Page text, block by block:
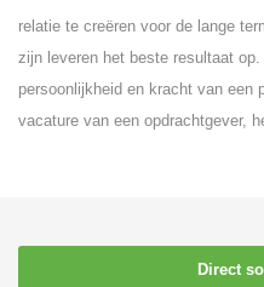
relatie te creëren voor de lange
zijn leveren het beste resultaat
persoonlijkheid en kracht van een
vacature van een opdrachtgever,
Direct